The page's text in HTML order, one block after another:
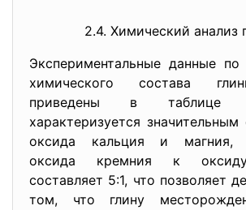
2.4. Химический анализ
Экспериментальные данные по
химического состава
приведены в таблице
характеризуется
оксида кальция и магния,
оксида кремния к
составляет 5:1, что позволяет
том, что глину